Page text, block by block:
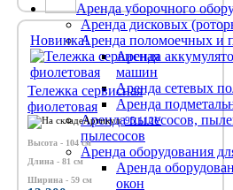
Аренда уборочного
Аренда дисковых
Аренда поломоечных и
Аренда
машин
Аренда сетевых
Аренда
Аренда пылесосов,
пылесосов
Аренда оборудования
Аренда
окон
Новинка!
Тележка сервисная
фиолетовая
Артикул:95.112V
Высота - 104 см
Длина - 81 см
Ширина - 59 см